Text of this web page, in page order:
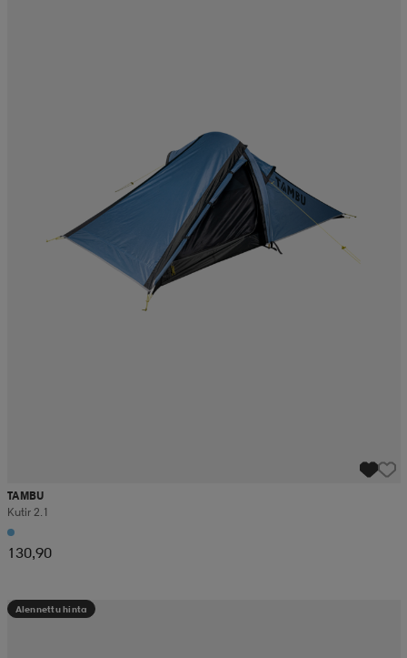
TAMBU
Kutir 2.1
130,90
Alennettu hinta